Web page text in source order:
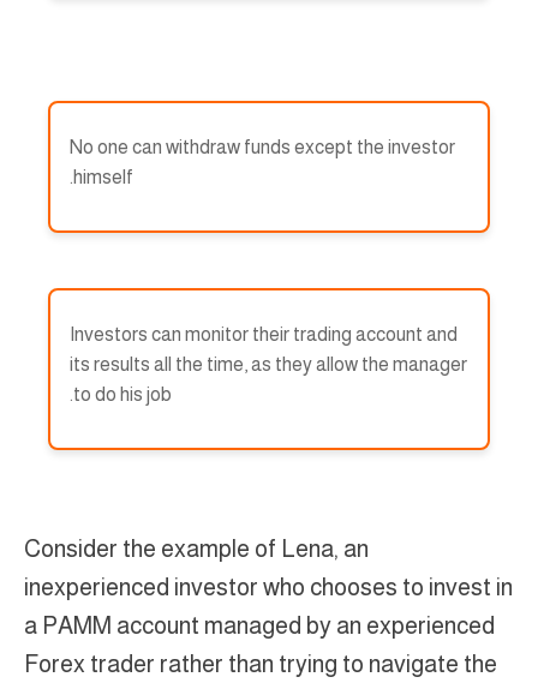
No one can withdraw funds except the investor
himself.
Investors can monitor their trading account and
its results all the time, as they allow the manager
to do his job.
Consider the example of Lena, an
inexperienced investor who chooses to invest in
a PAMM account managed by an experienced
Forex trader rather than trying to navigate the